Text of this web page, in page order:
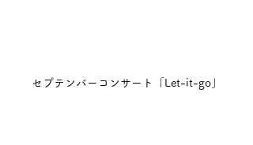
セプテンバーコンサート「Let-it-go」